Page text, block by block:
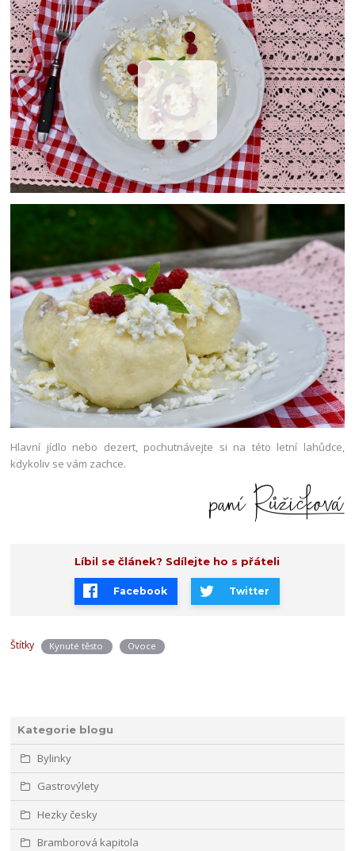
Kategorie blogu
Bylinky
Gastrovýlety
Hezky česky
Bramborová kapitola
Hlavní jídlo nebo dezert, pochutnávejte si na této letní lahůdce,
kdykoliv se vám zachce.
Líbil se článek? Sdílejte ho s přáteli
Facebook Twitter
Štítky Kynuté těsto Ovoce